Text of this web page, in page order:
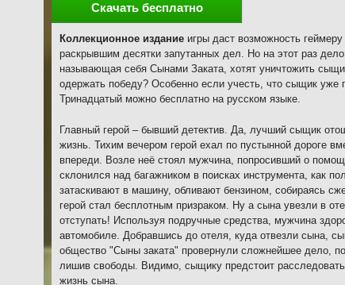
Скачать бесплатно
Коллекционное издание игры даст возможность
раскрывшим десятки запутанных дел. Но на этот раз
называющая себя Сынами Заката, хотят уничтожить
одержать победу? Особенно если учесть, что сыщик
Тринадцатый можно бесплатно на русском языке.
Главный герой – бывший детектив. Да, лучший сыщик
жизнь. Тихим вечером герой ехал по пустынной дороге
впереди. Возле неё стоял мужчина, попросивший о
склонился над багажником в поисках инструмента, как
затаскивают в машину, обливают бензином, собираясь
герой стал бесплотным призраком. Ну а сына увезли в
отступать! Используя подручные средства, мужчина
автомобиле. Добравшись до отеля, куда отвезли сына,
общество "Сыны заката" провернули сложнейшее дело,
лишив свободы. Видимо, сыщику предстоит
жизнь сына.